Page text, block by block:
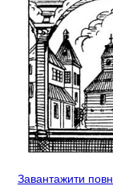
Завантажити